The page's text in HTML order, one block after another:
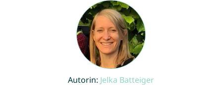
Autorin: Jelka Batteiger